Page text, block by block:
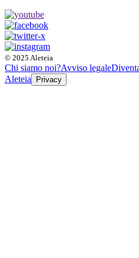
© 2025 Aleteia
Chi siamo noi?Avviso legale
Aleteia
Privacy